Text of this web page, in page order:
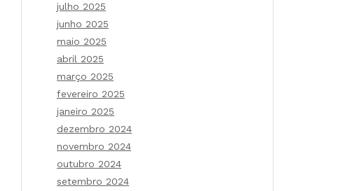
julho 2025
junho 2025
maio 2025
abril 2025
março 2025
fevereiro 2025
janeiro 2025
dezembro 2024
novembro 2024
outubro 2024
setembro 2024